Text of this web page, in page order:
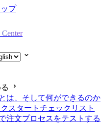
プ
は、そして何ができるのか
スタートチェックリスト
注文プロセスをテストする